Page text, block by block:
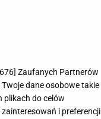
piecze,
676] Zaufanych Partnerów
dane osobowe takie
plikach do celów
i preferencji